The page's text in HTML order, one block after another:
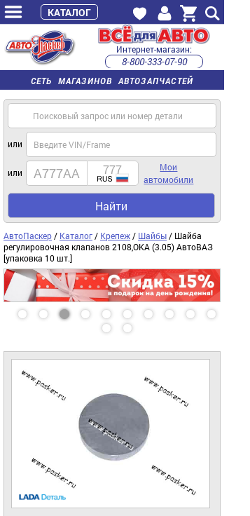
СЕТЬ МАГАЗИНОВ АВТОЗАПЧАСТЕЙ
Интернет-магазин:
8-800-333-07-90
часы работы с 9:00 до 22:00 (пн-пт)
или
или
Мои
автомобили
Найти
АвтоПаскер / Каталог / Крепеж / Шайбы / Шайба
регулировочная клапанов 2108,ОКА (3.05) АвтоВАЗ
[упаковка 10 шт.]
КАТАЛОГ